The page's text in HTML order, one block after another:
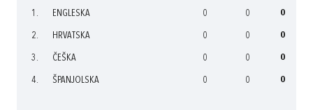
1. ENGLESKA 0 0 0
2. HRVATSKA 0 0 0
3. ČEŠKA 0 0 0
4. ŠPANJOLSKA 0 0 0